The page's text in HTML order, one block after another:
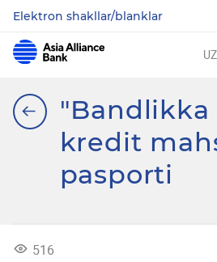
Elektron shakllar/blanklar
UZ
"Bandlikka
kredit
pasporti
516